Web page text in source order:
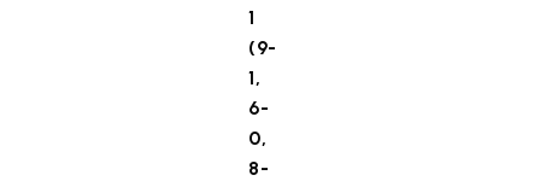
1
(9-
1,
6-
0,
8-